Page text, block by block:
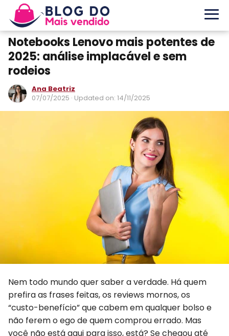
Notebooks Lenovo mais potentes de
2025: análise implacável e sem
rodeios
Ana Beatriz
07/07/2025 · Updated on: 14/11/2025
Nem todo mundo quer saber a verdade. Há quem
prefira as frases feitas, os reviews mornos, os
“custo-benefício” que cabem em qualquer bolso e
não ferem o ego de quem comprou errado. Mas
você não está aqui para isso, está? Se chegou até